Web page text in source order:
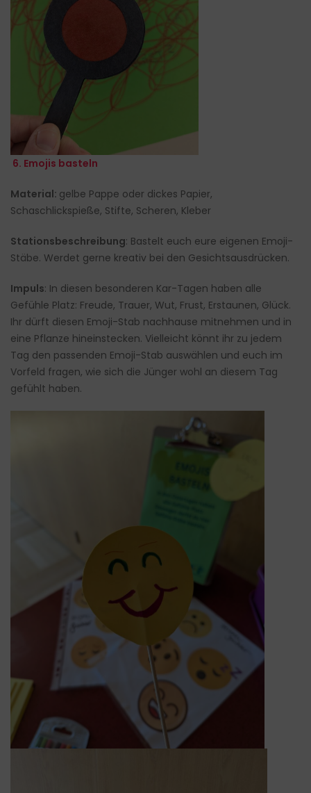
6. Emojis basteln
Material: gelbe Pappe oder dickes Papier,
Schaschlickspieße, Stifte, Scheren, Kleber
Stationsbeschreibung: Bastelt euch eure eigenen Emoji-
Stäbe. Werdet gerne kreativ bei den Gesichtsausdrücken.
Impuls: In diesen besonderen Kar-Tagen haben alle
Gefühle Platz: Freude, Trauer, Wut, Frust, Erstaunen, Glück.
Ihr dürft diesen Emoji-Stab nachhause mitnehmen und in
eine Pflanze hineinstecken. Vielleicht könnt ihr zu jedem
Tag den passenden Emoji-Stab auswählen und euch im
Vorfeld fragen, wie sich die Jünger wohl an diesem Tag
gefühlt haben.